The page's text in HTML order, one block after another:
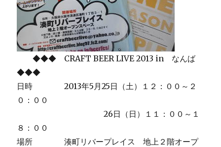
◆◆◆ CRAFT BEER LIVE 2013 in なんば
◆◆◆
日時 2013年5月25日（土）１２：００～２
０：００
26日（日）１１：００～１
８：００
場所 湊町リバープレイス 地上２階オープ